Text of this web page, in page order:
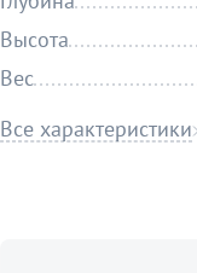
Высота
Вес
Все характеристики